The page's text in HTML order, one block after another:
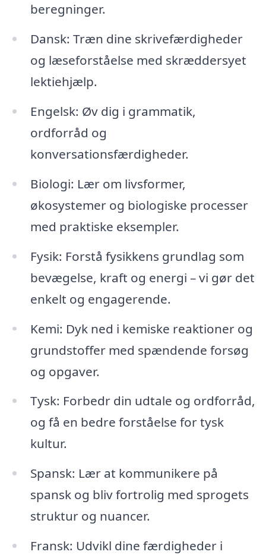
beregninger.
Dansk: Træn dine skrivefærdigheder
og læseforståelse med skræddersyet
lektiehjælp.
Engelsk: Øv dig i grammatik,
ordforråd og
konversationsfærdigheder.
Biologi: Lær om livsformer,
økosystemer og biologiske processer
med praktiske eksempler.
Fysik: Forstå fysikkens grundlag som
bevægelse, kraft og energi – vi gør det
enkelt og engagerende.
Kemi: Dyk ned i kemiske reaktioner og
grundstoffer med spændende forsøg
og opgaver.
Tysk: Forbedr din udtale og ordforråd,
og få en bedre forståelse for tysk
kultur.
Spansk: Lær at kommunikere på
spansk og bliv fortrolig med sprogets
struktur og nuancer.
Fransk: Udvikl dine færdigheder i